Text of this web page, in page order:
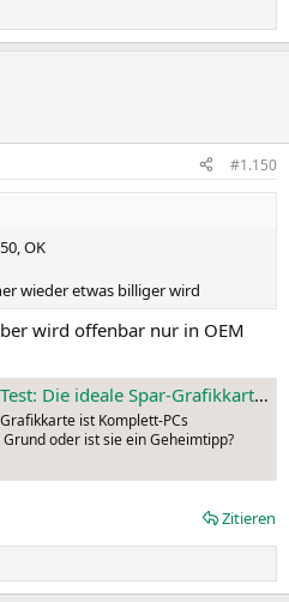
#1.150
OK
wieder etwas billiger wird
wird offenbar nur in OEM
Die ideale Spar-Grafikkarte?
ist Komplett-PCs
oder ist sie ein Geheimtipp?
Zitieren